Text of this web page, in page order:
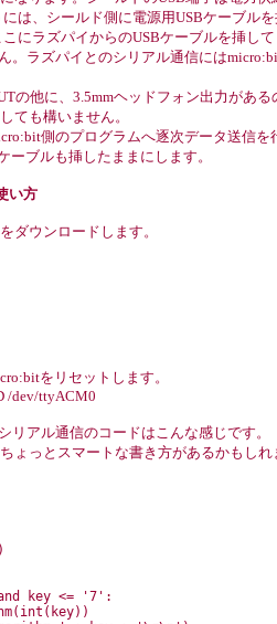
は、シールド側に電源用USBケーブル
にラズパイからのUSBケーブルを挿し
。ラズパイとのシリアル通信には
の他に、3.5mmヘッドフォン出力がある
ても構いません。
側のプログラムへ逐次データ送信を
ーブルも挿したままにします。
い方
ダウンロードします。
をリセットします。
/dev/ttyACM0
リアル通信のコードはこんな感じです。
ょっとスマートな書き方があるかもしれ
key <= '7':